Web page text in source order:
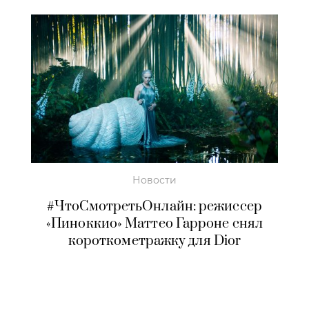
Новости
#ЧтоСмотретьОнлайн: режиссер
«Пиноккио» Маттео Гарроне снял
короткометражку для Dior